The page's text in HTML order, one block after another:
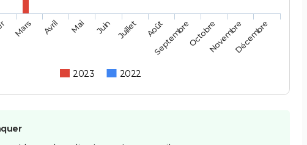
2023 2022
Mars Avril Mai Juin Juillet Août
SeptembreOctobreNovembreDécembre